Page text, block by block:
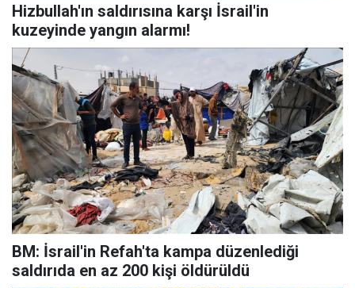
Hizbullah'ın saldırısına karşı İsrail'in
kuzeyinde yangın alarmı!
BM: İsrail'in Refah'ta kampa düzenlediği
saldırıda en az 200 kişi öldürüldü